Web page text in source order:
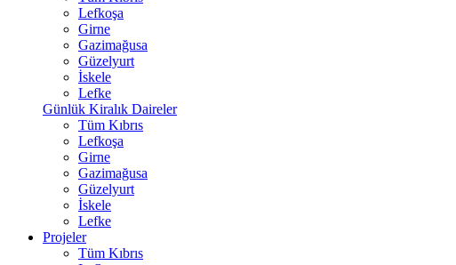
Lefkoşa
Girne
Gazimağusa
Güzelyurt
İskele
Lefke
Günlük Kiralık Daireler
Tüm Kıbrıs
Lefkoşa
Girne
Gazimağusa
Güzelyurt
İskele
Lefke
Projeler
Tüm Kıbrıs